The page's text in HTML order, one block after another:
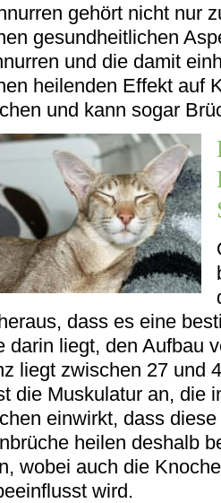
gehört nicht nur
gesundheitlichen
und die damit
heilenden Effekt auf
und kann sogar
dass es eine
darin liegt, den Aufbau
liegt zwischen 27 und
die Muskulatur an, die
einwirkt, dass
heilen deshalb
wobei auch die
wird.